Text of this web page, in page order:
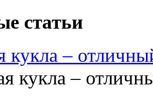
статьи
кукла –